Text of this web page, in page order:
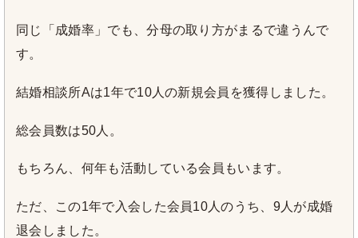
同じ「成婚率」でも、分母の取り方がまるで違うんで
す。
結婚相談所Aは1年で10人の新規会員を獲得しました。
総会員数は50人。
もちろん、何年も活動している会員もいます。
ただ、この1年で入会した会員10人のうち、9人が成婚
退会しました。